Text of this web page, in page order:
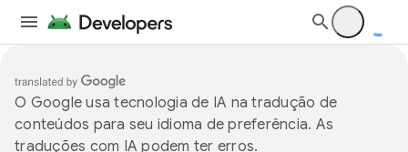
O Google usa tecnologia de IA na tradução de
conteúdos para seu idioma de preferência. As
traduções com IA podem ter erros.